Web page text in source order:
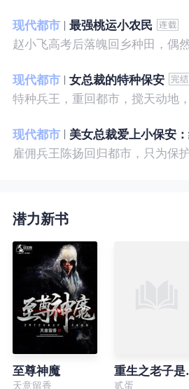
现代都市
最强桃运小农民
现代都市
女总裁的特种保安
现代都市
美女总裁爱上小保安
潜力新书
至尊神魔
天意留香
重
贰蛋